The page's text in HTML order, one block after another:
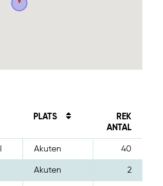
PLATS
REK
ANTAL
Akuten 40
Akuten 2